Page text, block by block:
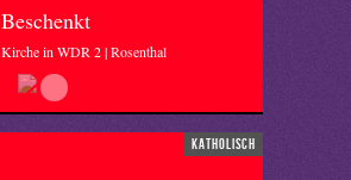
Beschenkt
Kirche in WDR 2 | Rosenthal
katholisch